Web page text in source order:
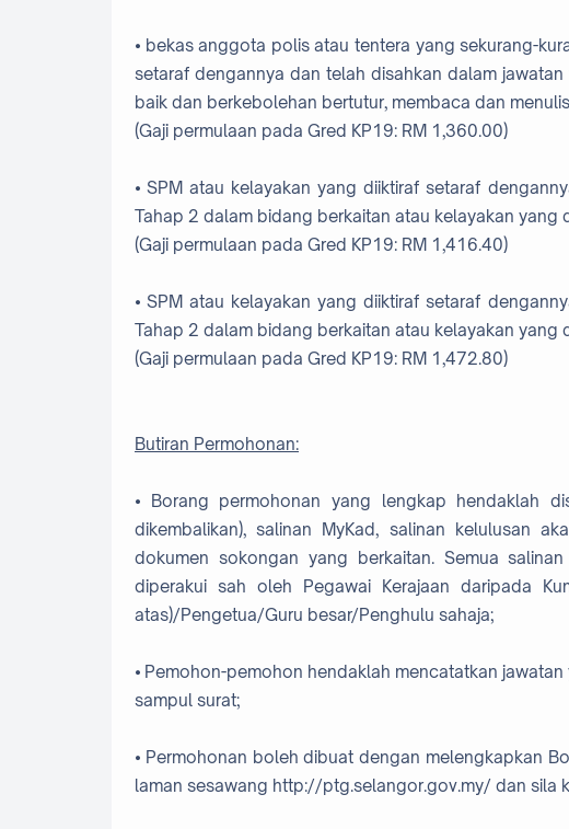
⦁ bekas anggota polis atau tentera yang sekurang-
setaraf dengannya dan telah disahkan dalam
baik dan berkebolehan bertutur, membaca dan
(Gaji permulaan pada Gred KP19: RM 1,360.00)
⦁ SPM atau kelayakan yang diiktiraf setaraf
Tahap 2 dalam bidang berkaitan atau kelayakan yang
(Gaji permulaan pada Gred KP19: RM 1,416.40)
⦁ SPM atau kelayakan yang diiktiraf setaraf
Tahap 2 dalam bidang berkaitan atau kelayakan yang
(Gaji permulaan pada Gred KP19: RM 1,472.80)
Butiran Permohonan:
⦁ Borang permohonan yang lengkap hendaklah
dikembalikan), salinan MyKad, salinan kelulusan
dokumen sokongan yang berkaitan. Semua
diperakui sah oleh Pegawai Kerajaan daripada
atas)/Pengetua/Guru besar/Penghulu sahaja;
⦁ Pemohon-pemohon hendaklah mencatatkan
sampul surat;
⦁ Permohonan boleh dibuat dengan melengkapkan
laman sesawang http://ptg.selangor.gov.my/ dan sila